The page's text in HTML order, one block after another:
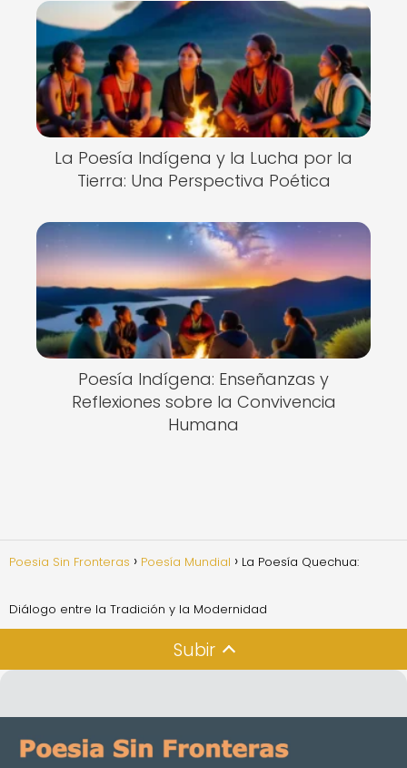
La Poesía Indígena y la Lucha por la
Tierra: Una Perspectiva Poética
Poesía Indígena: Enseñanzas y
Reflexiones sobre la Convivencia
Humana
Poesia Sin Fronteras Poesía Mundial La Poesía Quechua:
Diálogo entre la Tradición y la Modernidad
Subir